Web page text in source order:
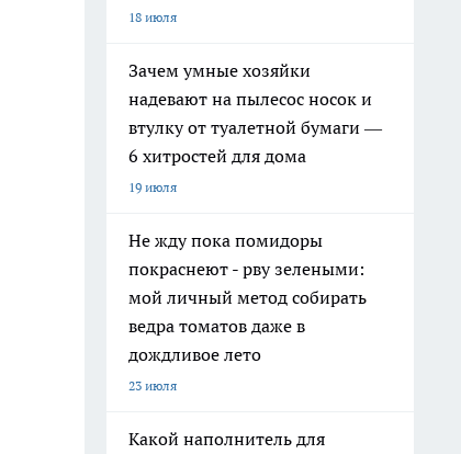
18 июля
Зачем умные хозяйки
надевают на пылесос носок и
втулку от туалетной бумаги —
6 хитростей для дома
19 июля
Не жду пока помидоры
покраснеют - рву зелеными:
мой личный метод собирать
ведра томатов даже в
дождливое лето
23 июля
Какой наполнитель для